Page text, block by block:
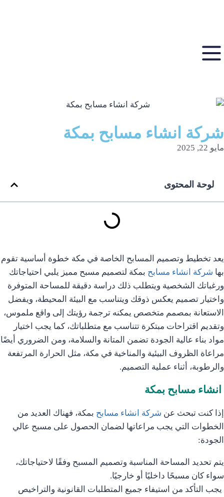
شركة انشاء مسابح بمكة
مايو 22, 2025
لوحة المحتوى
يعد تخطيط وتصميم المسابح الخاصة في مكة خطوة أساسية تقوم
بها شركة انشاء مسابح بمكة لتصميم مسبح مميز يلبي احتياجاتك
ورغباتك الشخصية ويتطلب ذلك دراسة دقيقة للمساحة المتوفرة
واختيار تصميم يعكس ذوقك ويتناسب مع البيئة المحيطة، ويفضل
الاستعانة بمصمم متخصص يمكنه ترجمة رؤيتك إلى واقع ملموس،
وتقديم اقتراحات مبتكرة تتناسب مع متطلباتك، كما يجب اختيار
مواد بناء عالية الجودة تضمن المتانة والسلامة، ومن الضروري أيضًا
مراعاة الظروف البيئية والمناخية في مكة، مثل الحرارة المرتفعة
والرطوبة، أثناء عملية التصميم.
انشاء مسابح بمكة
إذا كنت تبحث عن شركة انشاء مسابح بمكة، فهناك العديد من
الخطوات التي يجب مراعاتها لضمان الحصول على مسبح عالي
الجودة:
يتم تحديد المساحة المناسبة وتصميم المسبح وفقًا لاحتياجاتك،
سواء كان مسبحًا داخليًا أو خارجيًا.
يجب التأكد من استيفاء جميع المتطلبات القانونية والتراخيص